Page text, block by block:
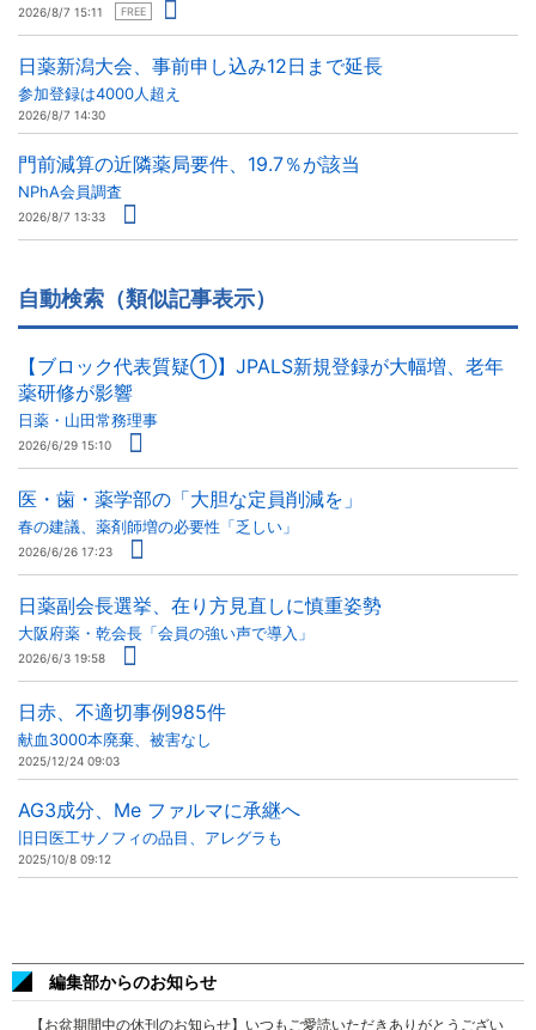
2026/8/7 15:11 FREE
日薬新潟大会、事前申し込み12日まで延長
参加登録は4000人超え
2026/8/7 14:30
門前減算の近隣薬局要件、19.7％が該当
NPhA会員調査
2026/8/7 13:33
自動検索（類似記事表示）
【ブロック代表質疑①】JPALS新規登録が大幅増、老年
薬研修が影響
日薬・山田常務理事
2026/6/29 15:10
医・歯・薬学部の「大胆な定員削減を」
春の建議、薬剤師増の必要性「乏しい」
2026/6/26 17:23
日薬副会長選挙、在り方見直しに慎重姿勢
大阪府薬・乾会長「会員の強い声で導入」
2026/6/3 19:58
日赤、不適切事例985件
献血3000本廃棄、被害なし
2025/12/24 09:03
AG3成分、Me ファルマに承継へ
旧日医工サノフィの品目、アレグラも
2025/10/8 09:12
編集部からのお知らせ
【お盆期間中の休刊のお知らせ】いつもご愛読いただきありがとうござい